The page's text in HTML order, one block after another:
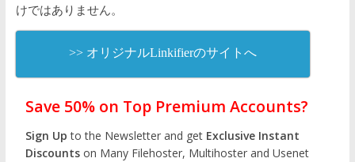
けではありません。
>> オリジナルLinkifierのサイトへ
Save 50% on Top Premium Accounts?
Sign Up to the Newsletter and get Exclusive Instant
Discounts on Many Filehoster, Multihoster and Usenet